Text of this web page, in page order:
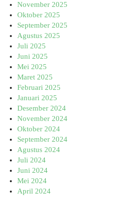
November 2025
Oktober 2025
September 2025
Agustus 2025
Juli 2025
Juni 2025
Mei 2025
Maret 2025
Februari 2025
Januari 2025
Desember 2024
November 2024
Oktober 2024
September 2024
Agustus 2024
Juli 2024
Juni 2024
Mei 2024
April 2024